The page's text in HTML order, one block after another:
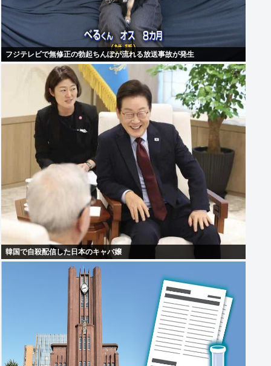
フジテレビで無修正の勃起ちんぽが流れる放送事故が発生
韓国で自殺配信した日本のキャバ嬢